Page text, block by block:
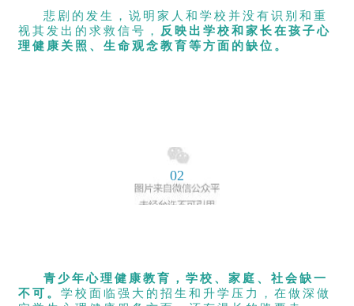
悲剧的发生，说明家人和学校并没有识别和重
视其发出的求救信号，
反映出学校和家长在孩子心
理健康关照、生命观念教育等方面的缺位。
02
青少年心理健康教育，学校、家庭、社会缺一
不可。 学校面临强大的招生和升学压力，在做深做